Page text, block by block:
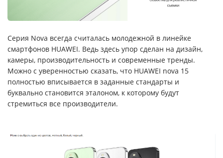
Серия Nova всегда считалась молодежной в линейке
смартфонов HUAWEI. Ведь здесь упор сделан на дизайн,
камеры, производительность и современные тренды.
Можно с уверенностью сказать, что HUAWEI nova 15
полностью вписывается в заданные стандарты и
буквально становится эталоном, к которому будут
стремиться все производители.